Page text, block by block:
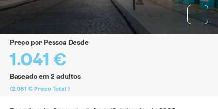
Preço por Pessoa Desde
1.041 €
Baseado em 2 adultos
(2.081 € Preço Total )